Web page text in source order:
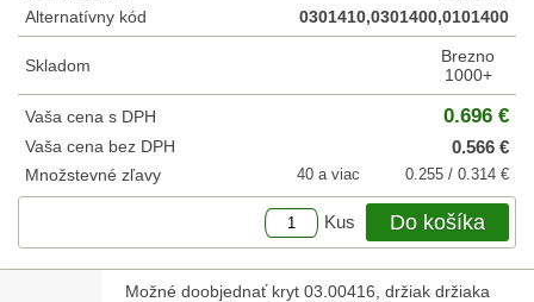
Alternatívny kód
0301410,0301400,0101400
Skladom
Brezno
1000+
Vaša cena s DPH 0.696 €
Vaša cena bez DPH 0.566 €
Množstevné zľavy 40 a viac 0.255 / 0.314 €
Kus Do košíka
Možné doobjednať kryt 03.00416, držiak držiaka